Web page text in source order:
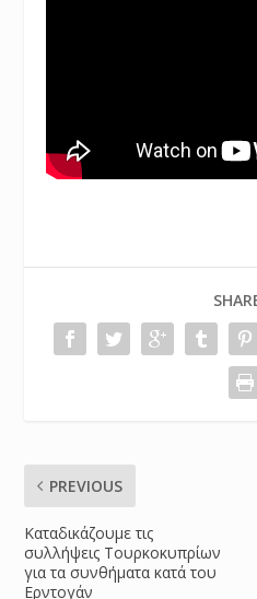
PREVIOUS
Καταδικάζουμε τις
συλλήψεις Τουρκοκυπρίων
για τα συνθήματα κατά του
Ερντογάν